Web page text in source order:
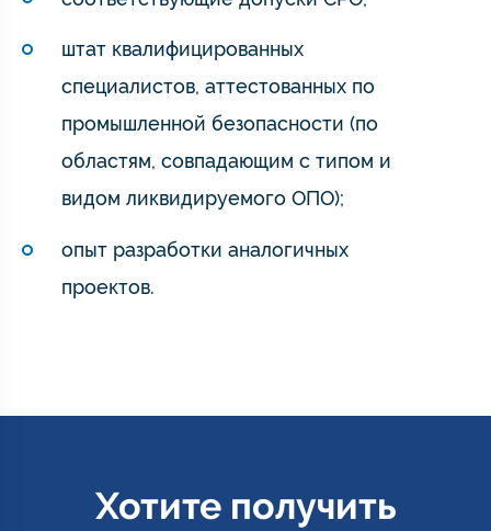
штат квалифицированных
специалистов, аттестованных по
промышленной безопасности (по
областям, совпадающим с типом и
видом ликвидируемого ОПО);
опыт разработки аналогичных
проектов.
Хотите получить